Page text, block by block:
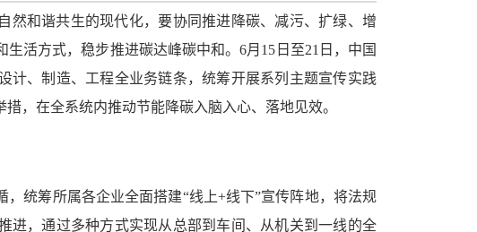
然和谐共生的现代化，要协同推进降碳、减污、扩绿、增
活方式，稳步推进碳达峰碳中和。6月15日至21日，中国
计、制造、工程全业务链条，统筹开展系列主题宣传实践
，在全系统内推动节能降碳入脑入心、落地见效。
统筹所属各企业全面搭建“线上+线下”宣传阵地，将法规
进，通过多种方式实现从总部到车间、从机关到一线的全